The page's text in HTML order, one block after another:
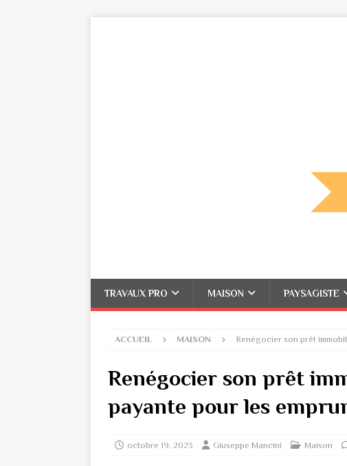
TRAVAUX PRO MAISON PAYSAGISTE
ACCUEIL MAISON Renégocier son prêt
Renégocier son prêt
payante pour les
octobre 19, 2023 Giuseppe Mancini Maison